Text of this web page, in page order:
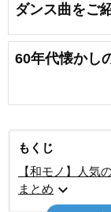
ダンス曲をご
60年代懐かし
もくじ
【和モノ】人気
まとめ expand_more